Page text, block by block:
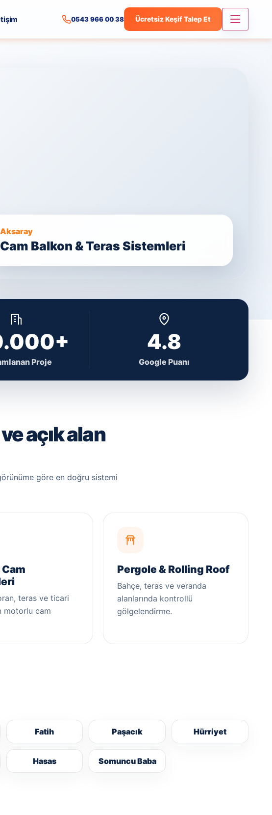
0543 966 00 38 Ücretsiz Keşif Talep Et
Aksaray
Cam Balkon & Teras Sistemleri
Proje
4.8
Google Puanı
açık alan
göre en doğru sistemi
teras ve ticari
motorlu cam
Pergole & Rolling Roof
Bahçe, teras ve veranda
alanlarında kontrollü
gölgelendirme.
Fatih Paşacık Hürriyet
Hasas Somuncu Baba